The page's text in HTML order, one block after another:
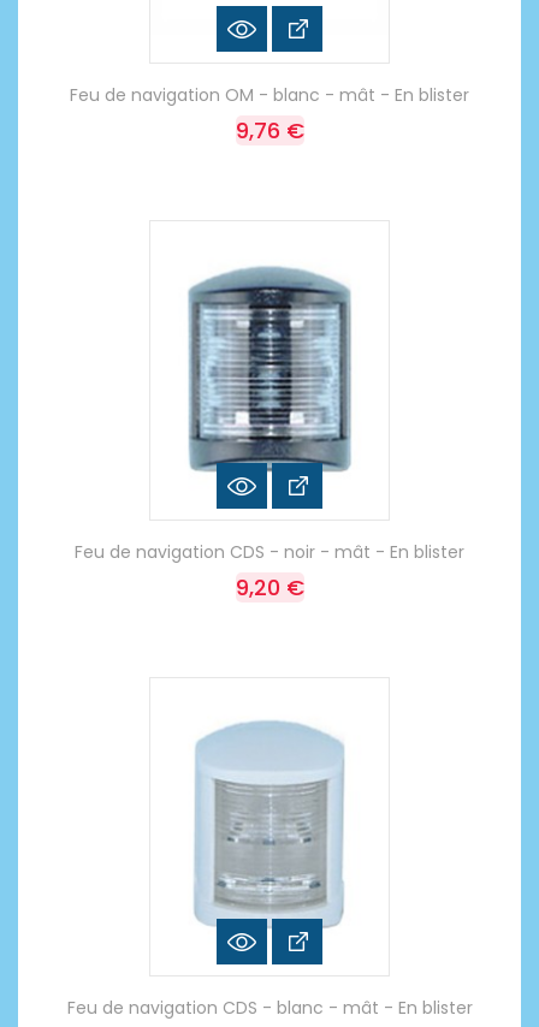
Feu de navigation OM - blanc - mât - En blister
9,76 €
Feu de navigation CDS - noir - mât - En blister
9,20 €
Feu de navigation CDS - blanc - mât - En blister